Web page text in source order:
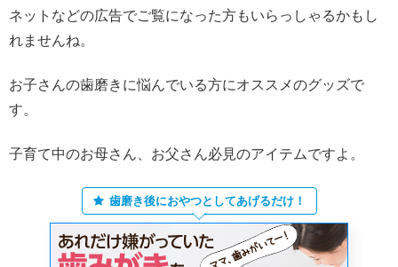
ネットなどの広告でご覧になった方もいらっしゃるかもし
れませんね。
お子さんの歯磨きに悩んでいる方にオススメのグッズで
す。
子育て中のお母さん、お父さん必見のアイテムですよ。
歯磨き後におやつとしてあげるだけ！